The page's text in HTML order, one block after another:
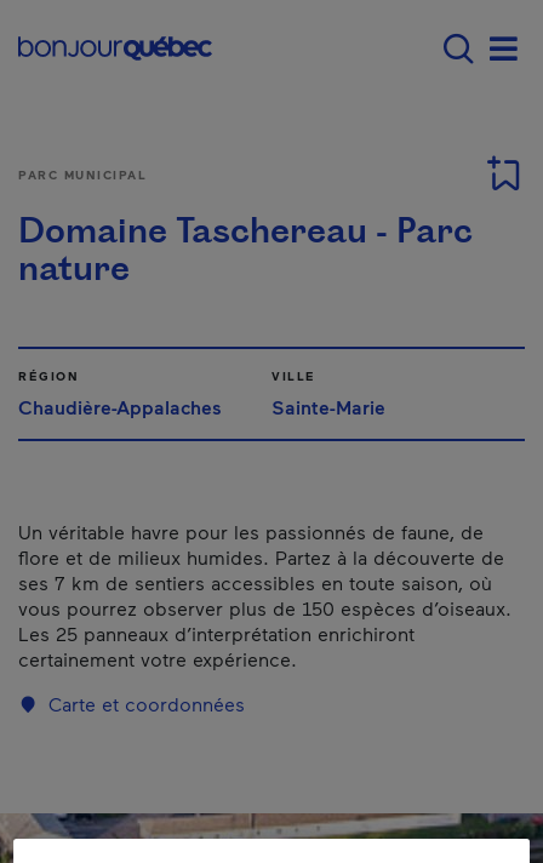
Main navigation -
PARC MUNICIPAL
Domaine Taschereau - Parc
nature
RÉGION
Chaudière-Appalaches
VILLE
Sainte-Marie
Un véritable havre pour les passionnés de faune, de
flore et de milieux humides. Partez à la découverte de
ses 7 km de sentiers accessibles en toute saison, où
vous pourrez observer plus de 150 espèces d’oiseaux.
Les 25 panneaux d’interprétation enrichiront
certainement votre expérience.
Carte et coordonnées